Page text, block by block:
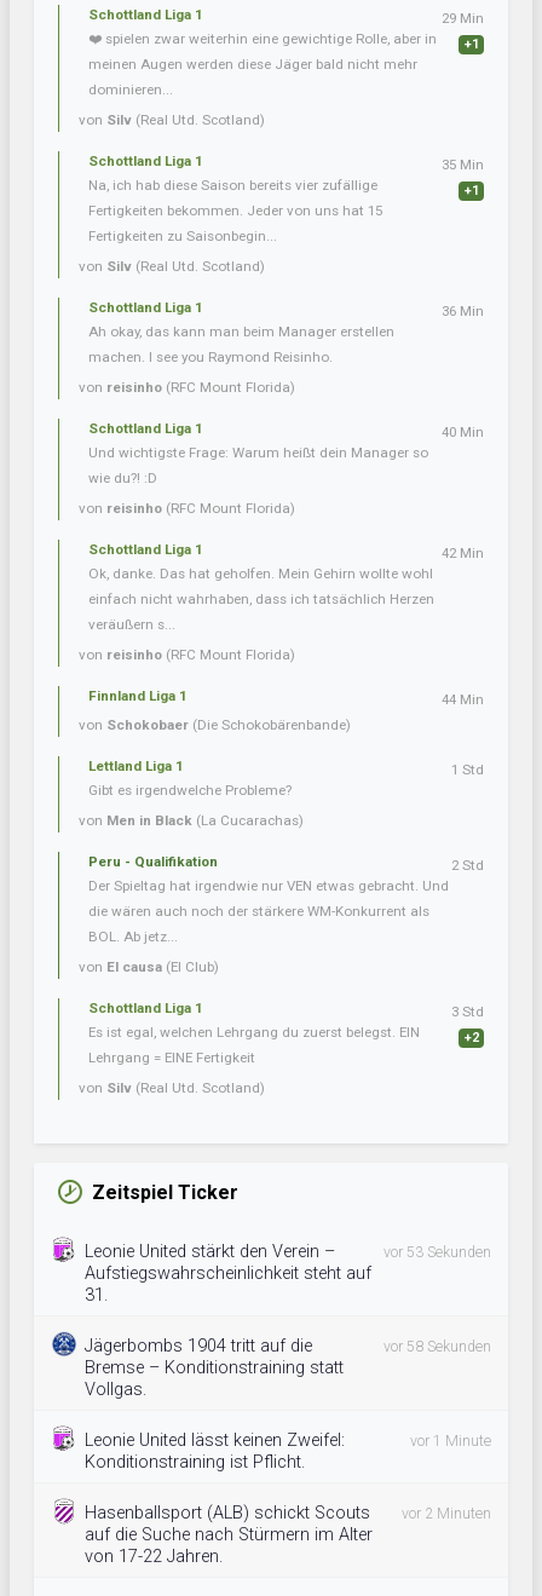
Schottland Liga 1
❤️ spielen zwar weiterhin eine gewichtige Rolle, aber in
meinen Augen werden diese Jäger bald nicht mehr
dominieren...
von Silv (Real Utd. Scotland)
29 Min
+1
Schottland Liga 1
Na, ich hab diese Saison bereits vier zufällige
Fertigkeiten bekommen. Jeder von uns hat 15
Fertigkeiten zu Saisonbegin...
von Silv (Real Utd. Scotland)
35 Min
+1
Schottland Liga 1
Ah okay, das kann man beim Manager erstellen
machen. I see you Raymond Reisinho.
von reisinho (RFC Mount Florida)
36 Min
Schottland Liga 1
Und wichtigste Frage: Warum heißt dein Manager so
wie du?! :D
von reisinho (RFC Mount Florida)
40 Min
Schottland Liga 1
Ok, danke. Das hat geholfen. Mein Gehirn wollte wohl
einfach nicht wahrhaben, dass ich tatsächlich Herzen
veräußern s...
von reisinho (RFC Mount Florida)
42 Min
Finnland Liga 1
von Schokobaer (Die Schokobärenbande)
44 Min
Lettland Liga 1
Gibt es irgendwelche Probleme?
von Men in Black (La Cucarachas)
1 Std
Peru - Qualifikation
Der Spieltag hat irgendwie nur VEN etwas gebracht. Und
die wären auch noch der stärkere WM-Konkurrent als
BOL. Ab jetz...
von El causa (El Club)
2 Std
Schottland Liga 1
Es ist egal, welchen Lehrgang du zuerst belegst. EIN
Lehrgang = EINE Fertigkeit
von Silv (Real Utd. Scotland)
3 Std
+2
Zeitspiel Ticker
Leonie United stärkt den Verein –
Aufstiegswahrscheinlichkeit steht auf
31.
vor 53 Sekunden
Jägerbombs 1904 tritt auf die
Bremse – Konditionstraining statt
Vollgas.
vor 58 Sekunden
Leonie United lässt keinen Zweifel:
Konditionstraining ist Pflicht.
vor 1 Minute
Hasenballsport (ALB) schickt Scouts
auf die Suche nach Stürmern im Alter
von 17-22 Jahren.
vor 2 Minuten